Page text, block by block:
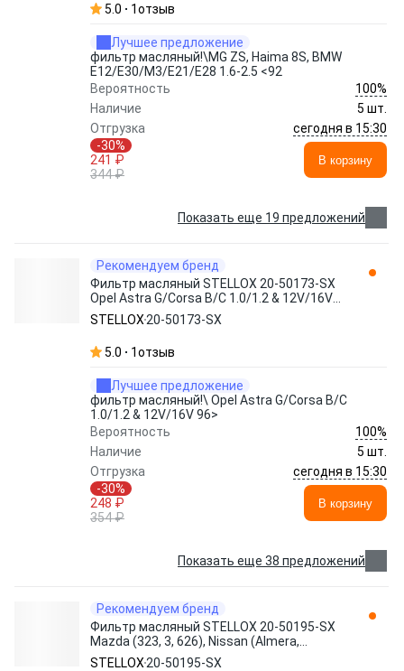
5.0 1отзыв
Лучшее предложение
фильтр масляный!\MG ZS, Haima 8S, BMW
E12/E30/M3/E21/E28 1.6-2.5 <92
Вероятность
100%
Наличие
5 шт.
Отгрузка
сегодня в 15:30
-30%
241 ₽
344 ₽
В корзину
Показать еще 19 предложений
Рекомендуем бренд
Фильтр масляный STELLOX 20-50173-SX
Opel Astra G/Corsa B/C 1.0/1.2 & 12V/16V
96>
STELLOX 20-50173-SX
5.0 1отзыв
Лучшее предложение
фильтр масляный!\ Opel Astra G/Corsa B/C
1.0/1.2 & 12V/16V 96>
Вероятность
100%
Наличие
5 шт.
Отгрузка
сегодня в 15:30
-30%
248 ₽
354 ₽
В корзину
Показать еще 38 предложений
Рекомендуем бренд
Фильтр масляный STELLOX 20-50195-SX
Mazda (323, 3, 626), Nissan (Almera,
Primera) 1.3-2.2 89>
STELLOX 20-50195-SX